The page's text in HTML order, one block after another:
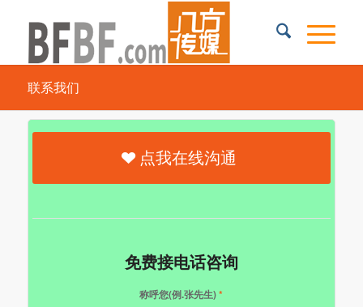
联系我们
点我在线沟通
免费接电话咨询
称呼您(例.张先生)*